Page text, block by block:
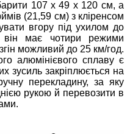
107 x 49 x 120 см, а
(21,59 см) з кліренсом
вгору під ухилом до
має чотири режими
можливий до 25 км/год.
алюмінієвого сплаву є
зусиль закріплюється на
перекладину, за яку
рукою й перевозити в